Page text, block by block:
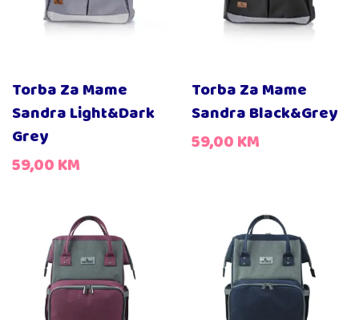
Torba Za Mame
Sandra Light&Dark
Grey
59,00KM
Torba Za Mame
Sandra Black&Grey
59,00KM